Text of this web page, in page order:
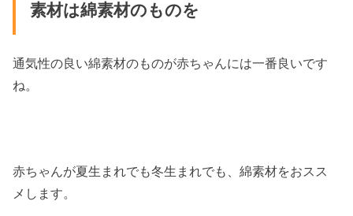
素材は綿素材のものを
通気性の良い綿素材のものが赤ちゃんには一番良いです
ね。
赤ちゃんが夏生まれでも冬生まれでも、綿素材をおスス
メします。